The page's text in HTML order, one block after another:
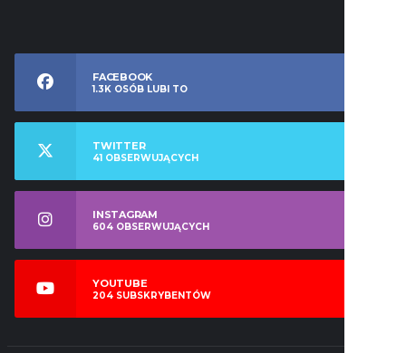
FACEBOOK
1.3K OSÓB LUBI TO
TWITTER
41 OBSERWUJĄCYCH
INSTAGRAM
604 OBSERWUJĄCYCH
YOUTUBE
204 SUBSKRYBENTÓW